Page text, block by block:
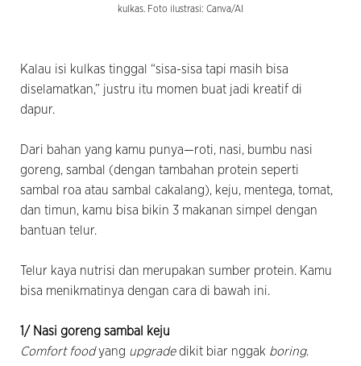
kulkas. Foto ilustrasi: Canva/AI
Kalau isi kulkas tinggal “sisa-sisa tapi masih bisa
diselamatkan,” justru itu momen buat jadi kreatif di
dapur.
Dari bahan yang kamu punya—roti, nasi, bumbu nasi
goreng, sambal (dengan tambahan protein seperti
sambal roa atau sambal cakalang), keju, mentega, tomat,
dan timun, kamu bisa bikin 3 makanan simpel dengan
bantuan telur.
Telur kaya nutrisi dan merupakan sumber protein. Kamu
bisa menikmatinya dengan cara di bawah ini.
1/ Nasi goreng sambal keju
Comfort foodyang upgradedikit biar nggak boring.